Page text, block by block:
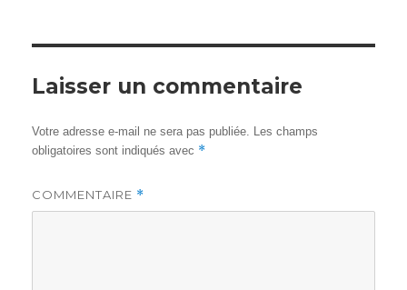
Laisser un commentaire
Votre adresse e-mail ne sera pas publiée. Les champs
obligatoires sont indiqués avec *
COMMENTAIRE *